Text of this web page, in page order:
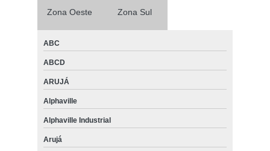
Zona Oeste Zona Sul
ABC
ABCD
ARUJÁ
Alphaville
Alphaville Industrial
Arujá